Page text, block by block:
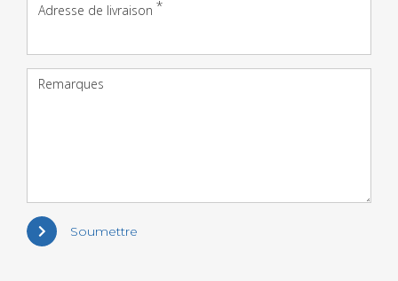
Adresse de livraison
Remarques
Soumettre